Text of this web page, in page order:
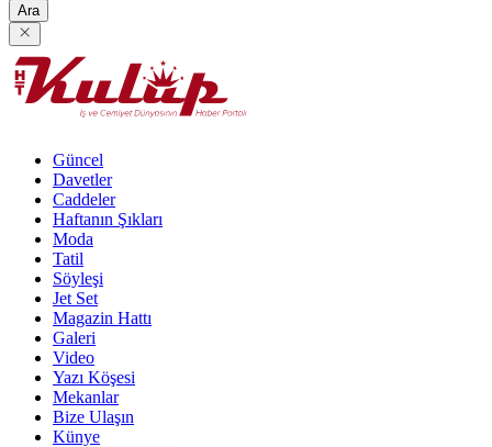
Ara
Güncel
Davetler
Caddeler
Haftanın Şıkları
Moda
Tatil
Söyleşi
Jet Set
Magazin Hattı
Galeri
Video
Yazı Köşesi
Mekanlar
Bize Ulaşın
Künye